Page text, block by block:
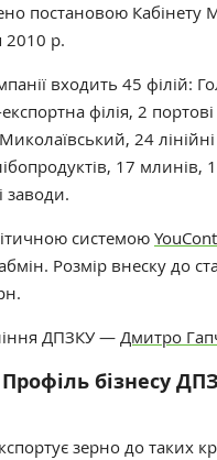
постановою Кабінету
2010 р.
входить 45 філій:
філія, 2
24
17 млинів,
заводи.
системою
Розмір внеску до
ДПЗКУ — Дмитро
Профіль бізнесу
зерно до таких